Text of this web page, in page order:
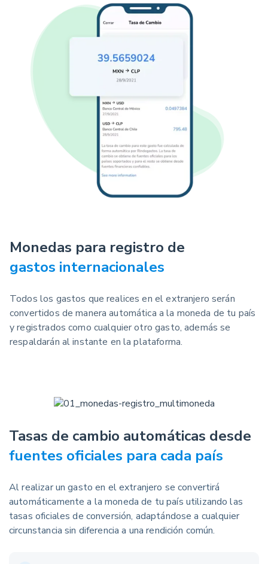
Monedas para registro de
gastos internacionales
Todos los gastos que realices en el extranjero serán
convertidos de manera automática a la moneda de tu país
y registrados como cualquier otro gasto, además se
respaldarán al instante en la plataforma.
Tasas de cambio automáticas desde
fuentes oficiales para cada país
Al realizar un gasto en el extranjero se convertirá
automáticamente a la moneda de tu país utilizando las
tasas oficiales de conversión, adaptándose a cualquier
circunstancia sin diferencia a una rendición común.